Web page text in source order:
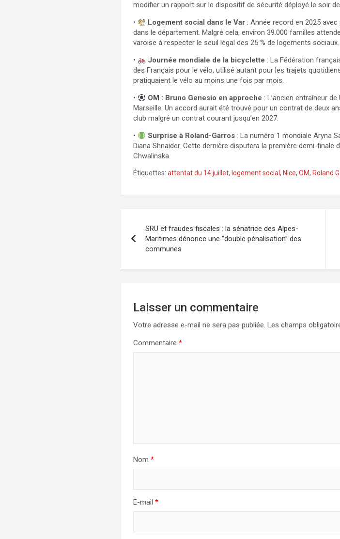
modifier un rapport sur le dispositif de sécurité déployé le soir
•
Logement social dans le Var : Année record en 2025
dans le département. Malgré cela, environ 39.000 familles
varoise à respecter le seuil légal des 25 % de logements sociaux.
•
Journée mondiale de la bicyclette : La Fédération
des Français pour le vélo, utilisé autant pour les trajets
pratiquaient le vélo au moins une fois par mois.
•
OM : Bruno Genesio en approche : L’ancien entraîneur
Marseille. Un accord aurait été trouvé pour un contrat de deux
club malgré un contrat courant jusqu’en 2027.
•
Surprise à Roland-Garros : La numéro 1 mondiale Aryna
Diana Shnaider. Cette dernière disputera la première demi-
Chwalinska.
Étiquettes: attentat du 14 juillet, logement social, Nice,OM, Roland
de
SRU et fraudes fiscales : la sénatrice des Alpes-
Maritimes dénonce une “double pénalisation” des
communes
Laisser un commentaire
Votre adresse e-mail ne sera pas publiée. Les champs
Commentaire*
Nom*
E-mail*